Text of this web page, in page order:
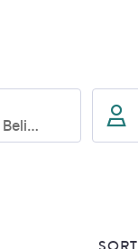
Beliebig